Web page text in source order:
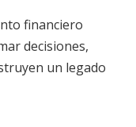
financiero
decisiones,
un legado